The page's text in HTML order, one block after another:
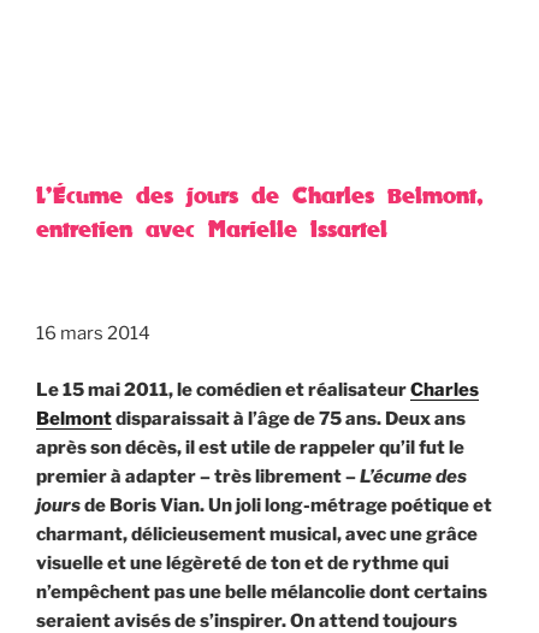
L’Écume des jours de Charles Belmont,
entretien avec Marielle Issartel
16 mars 2014
Le 15 mai 2011, le comédien et réalisateurCharles
Belmontdisparaissait à l’âge de 75 ans. Deux ans
après son décès, il est utile de rappeler qu’il fut le
premier à adapter – très librement –L’écume des
joursde Boris Vian. Un joli long-métrage poétique et
charmant, délicieusement musical, avec une grâce
visuelle et une légèreté de ton et de rythme qui
n’empêchent pas une belle mélancolie dont certains
seraient avisés de s’inspirer. On attend toujours